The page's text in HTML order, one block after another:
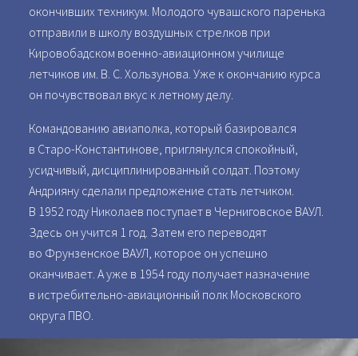
окончивших техникум. Молодого чувашского паренька
отправили в школу воздушных стрелков при
Кировобадском военно-авиационном училище
летчиков им. В. С. Хользунова. Уже к окончанию курса
он почувствовал вкус к летному делу.
Командованию авиаполка, который базировался
в Старо-Константинове, приглянулся спокойный,
усидчивый, дисциплинированный солдат. Поэтому
Андрияну сделали предложение стать летчиком.
В 1952 году Николаев поступает в Черниговское ВАУЛ.
Здесь он учится 1 год. Затем его переводят
во Фрунзенское ВАУЛ, которое он успешно
оканчивает. А уже в 1954 году получает назначение
в истребительно-авиационный полк Московского
округа ПВО.